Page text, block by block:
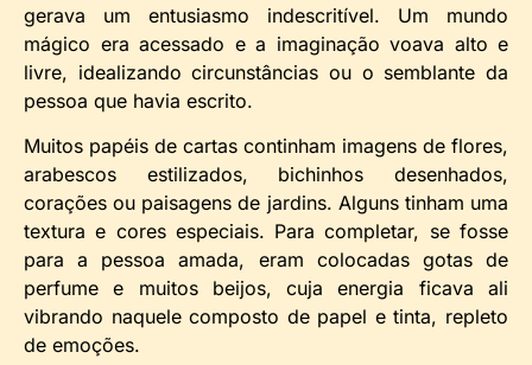
gerava um entusiasmo indescritível. Um mundo
mágico era acessado e a imaginação voava alto e
livre, idealizando circunstâncias ou o semblante da
pessoa que havia escrito.
Muitos papéis de cartas continham imagens de flores,
arabescos estilizados, bichinhos desenhados,
corações ou paisagens de jardins. Alguns tinham uma
textura e cores especiais. Para completar, se fosse
para a pessoa amada, eram colocadas gotas de
perfume e muitos beijos, cuja energia ficava ali
vibrando naquele composto de papel e tinta, repleto
de emoções.